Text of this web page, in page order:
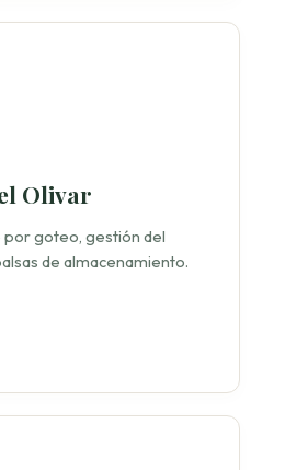
Olivar
por goteo, gestión del
de almacenamiento.